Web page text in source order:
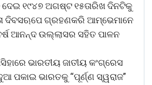
ଦେଇ ୧୯୪୭ ଅଗଷ୍ଟ ୧୫ତାରିଖ ଦିନଟିକୁ
ଦିବସଋପେ ଗ୍ରହଣକରି ଆମ୍ଭେମାନେ
ଆନନ୍ଦ ଉଲ୍ଲାସର ସହିତ ପାଳନ
ଭାରତୀୟ ଜାତୀୟ କଂଗ୍ରେସ
ପକାଇ ଭାରତକୁ “ପୂର୍ଣ୍ଣ ସ୍ୱରାଜ”